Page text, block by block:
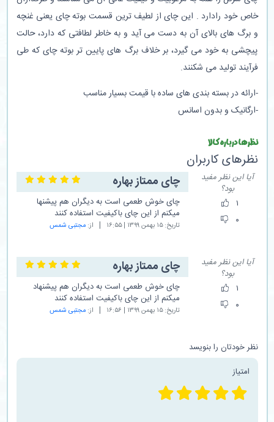
خاص خود رادارد . این چای از لطیف ترین قسمت بوته چای یعنی غنچه
و برگ های بالای آن به دست می آید و به خاطر لطافتی که دارد، حالت
پیچشی به خود می گیرد، بر خلاف برگ های پایین تر بوته چای که طی
فرآیند تولید می شکنند.
-ارائه در بسته بندی های ساده با قیمت بسیار مناسب
-ارگانیک و بدون اسانس
نظرها درباره کالا
نظر‎های کاربران
آیا این نظر مفید
بود؟
۱
۰
چای ممتاز بهاره
چای خوش طعمی است به دیگران هم پیشنها
میکنم از این چای باکیفیت استفاده کنند
تاریخ: ۱۵ بهمن ۱۳۹۹ | ۱۶:۵۵ از: مجتبی شمس
آیا این نظر مفید
بود؟
۱
۰
چای ممتاز بهاره
چای خوش طعمی است به دیگران هم پیشنهاد
میکنم از این چای باکیفیت استفاده کنند
تاریخ: ۱۵ بهمن ۱۳۹۹ | ۱۶:۵۶ از: مجتبی شمس
نظر خودتان را بنویسد
امتیاز